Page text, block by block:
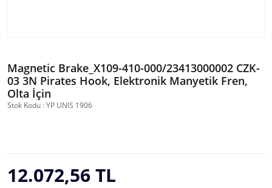
Magnetic Brake_X109-410-000/23413000002 CZK-
03 3N Pirates Hook, Elektronik Manyetik Fren,
Olta İçin
Stok Kodu : YP UNIS 1906
12.072,56 TL